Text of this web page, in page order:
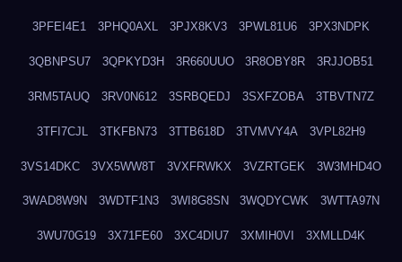
3PFEI4E1 3PHQ0AXL 3PJX8KV3 3PWL81U6 3PX3NDPK
3QBNPSU7 3QPKYD3H 3R660UUO 3R8OBY8R 3RJJOB51
3RM5TAUQ 3RV0N612 3SRBQEDJ 3SXFZOBA 3TBVTN7Z
3TFI7CJL 3TKFBN73 3TTB618D 3TVMVY4A 3VPL82H9
3VS14DKC 3VX5WW8T 3VXFRWKX 3VZRTGEK 3W3MHD4O
3WAD8W9N 3WDTF1N3 3WI8G8SN 3WQDYCWK 3WTTA97N
3WU70G19 3X71FE60 3XC4DIU7 3XMIH0VI 3XMLLD4K